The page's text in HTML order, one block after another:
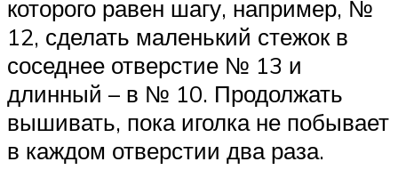
которого равен шагу, например, №
12, сделать маленький стежок в
соседнее отверстие № 13 и
длинный – в № 10. Продолжать
вышивать, пока иголка не побывает
в каждом отверстии два раза.